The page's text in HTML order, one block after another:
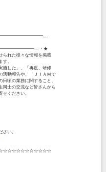
・★
られた様々な情報を掲載
。
施した」、「再度、研修
活動報告や、「ＪＩＡＭで
頃の業務に関すること、
同士の交流など皆さんから
ください。
い。